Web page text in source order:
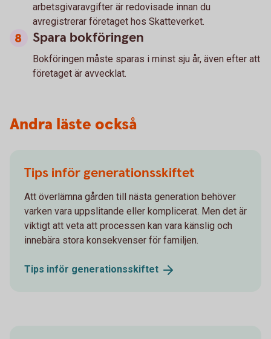
arbetsgivaravgifter är redovisade innan du
avregistrerar företaget hos Skatteverket.
Spara bokföringen
Bokföringen måste sparas i minst sju år, även efter att
företaget är avvecklat.
Andra läste också
Tips inför generationsskiftet
Att överlämna gården till nästa generation behöver
varken vara uppslitande eller komplicerat. Men det är
viktigt att veta att processen kan vara känslig och
innebära stora konsekvenser för familjen.
Tips inför generations­skiftet